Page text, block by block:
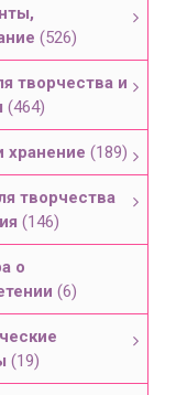
(526)
творчества и
(464)
хранение (189)
творчества
(146)
о
(6)
(19)